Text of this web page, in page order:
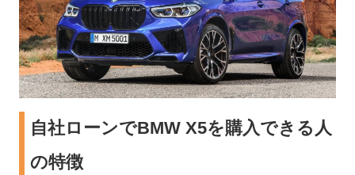
自社ローンでBMW X5を購入できる人
の特徴